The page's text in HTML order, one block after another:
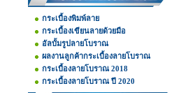
กระเบื้องพิมพ์ลาย
กระเบื้องเขียนลายด้วยมือ
อัลบั้มรูปลายโบราณ
ผลงานลูกค้ากระเบื้องลายโบราณ
กระเบื้องลายโบราณ 2018
กระเบื้องลายโบราณ ปี 2020